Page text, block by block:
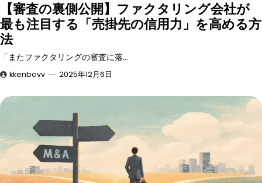
【審査の裏側公開】ファクタリング会社が
最も注目する「売掛先の信用力」を高める方
法
「またファクタリングの審査に落…
kkenbovv 2025年12月6日